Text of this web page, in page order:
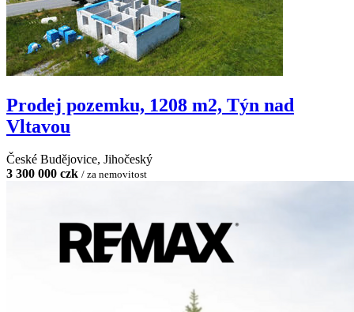
Prodej pozemku, 1208 m2, Týn nad
Vltavou
České Budějovice, Jihočeský
3 300 000 czk / za nemovitost